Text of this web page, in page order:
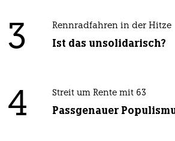
3 Rennradfahren in der Hitze
Ist das unsolidarisch?
4 Streit um Rente mit 63
Passgenauer